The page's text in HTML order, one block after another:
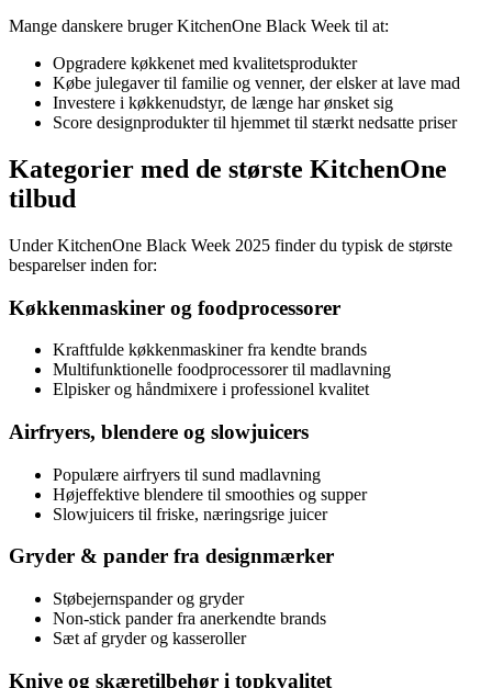
Mange danskere bruger KitchenOne Black Week til at:
Opgradere køkkenet med kvalitetsprodukter
Købe julegaver til familie og venner, der elsker at lave mad
Investere i køkkenudstyr, de længe har ønsket sig
Score designprodukter til hjemmet til stærkt nedsatte priser
Kategorier med de største KitchenOne
tilbud
Under KitchenOne Black Week 2025 finder du typisk de største
besparelser inden for:
Køkkenmaskiner og foodprocessorer
Kraftfulde køkkenmaskiner fra kendte brands
Multifunktionelle foodprocessorer til madlavning
Elpisker og håndmixere i professionel kvalitet
Airfryers, blendere og slowjuicers
Populære airfryers til sund madlavning
Højeffektive blendere til smoothies og supper
Slowjuicers til friske, næringsrige juicer
Gryder & pander fra designmærker
Støbejernspander og gryder
Non-stick pander fra anerkendte brands
Sæt af gryder og kasseroller
Knive og skæretilbehør i topkvalitet